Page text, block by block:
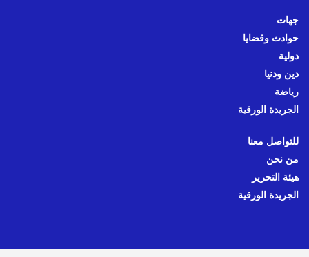
جهات
حوادث وقضايا
دولية
دين ودنيا
رياضة
الجريدة الورقية
للتواصل معنا
من نحن
هيئة التحرير
الجريدة الورقية